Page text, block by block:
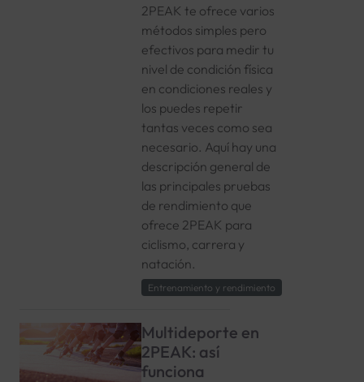
2PEAK te ofrece varios
métodos simples pero
efectivos para medir tu
nivel de condición física
en condiciones reales y
los puedes repetir
tantas veces como sea
necesario. Aquí hay una
descripción general de
las principales pruebas
de rendimiento que
ofrece 2PEAK para
ciclismo, carrera y
natación.
Entrenamiento y rendimiento
Multideporte en
2PEAK: así
funciona